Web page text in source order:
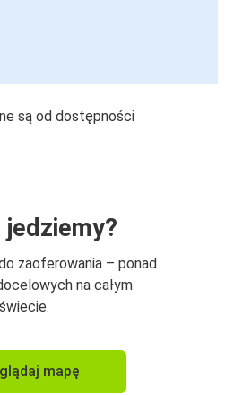
są od dostępności
jedziemy?
zaoferowania – ponad
na całym
świecie.
mapę